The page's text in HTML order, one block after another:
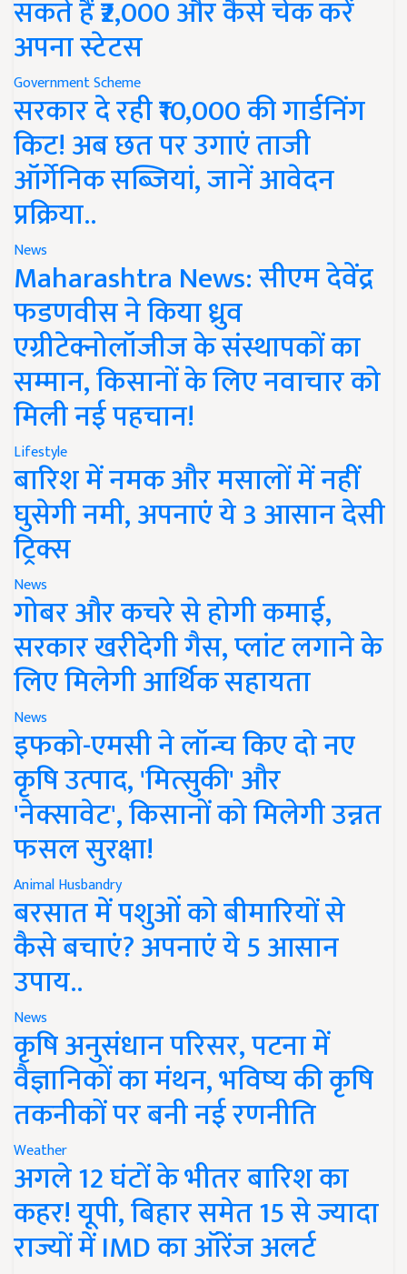
सकते हैं ₹2,000 और कैसे चेक करें
अपना स्टेटस
Government Scheme
सरकार दे रही ₹10,000 की गार्डनिंग
किट! अब छत पर उगाएं ताजी
ऑर्गेनिक सब्जियां, जानें आवेदन
प्रक्रिया..
News
Maharashtra News: सीएम देवेंद्र
फडणवीस ने किया ध्रुव
एग्रीटेक्नोलॉजीज के संस्थापकों का
सम्मान, किसानों के लिए नवाचार को
मिली नई पहचान!
Lifestyle
बारिश में नमक और मसालों में नहीं
घुसेगी नमी, अपनाएं ये 3 आसान देसी
ट्रिक्स
News
गोबर और कचरे से होगी कमाई,
सरकार खरीदेगी गैस, प्लांट लगाने के
लिए मिलेगी आर्थिक सहायता
News
इफको-एमसी ने लॉन्च किए दो नए
कृषि उत्पाद, 'मित्सुकी' और
'नेक्सावेट', किसानों को मिलेगी उन्नत
फसल सुरक्षा!
Animal Husbandry
बरसात में पशुओं को बीमारियों से
कैसे बचाएं? अपनाएं ये 5 आसान
उपाय..
News
कृषि अनुसंधान परिसर, पटना में
वैज्ञानिकों का मंथन, भविष्य की कृषि
तकनीकों पर बनी नई रणनीति
Weather
अगले 12 घंटों के भीतर बारिश का
कहर! यूपी, बिहार समेत 15 से ज्यादा
राज्यों में IMD का ऑरेंज अलर्ट